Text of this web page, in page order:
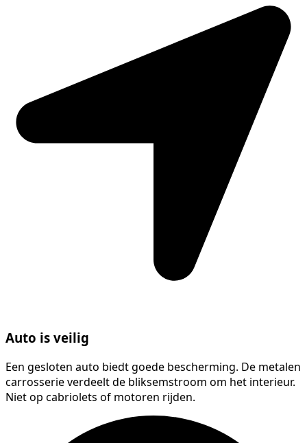
Auto is veilig
Een gesloten auto biedt goede bescherming. De metalen
carrosserie verdeelt de bliksemstroom om het interieur.
Niet op cabriolets of motoren rijden.